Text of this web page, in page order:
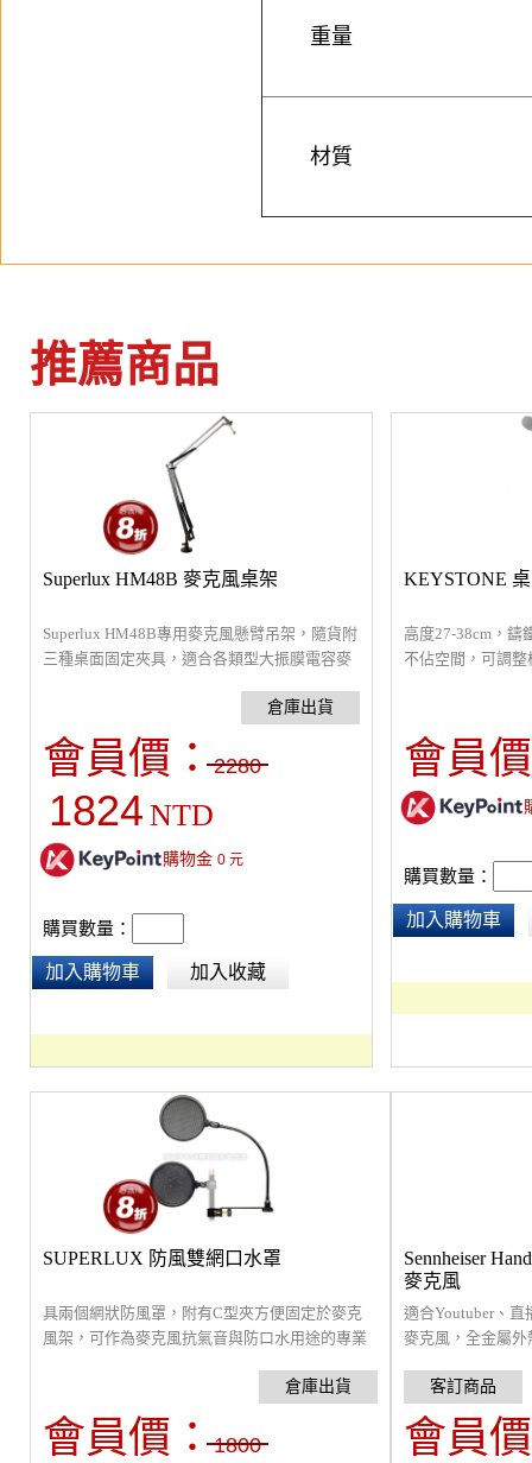
重量
材質
推薦商品
Superlux HM48B 麥克風桌架
Superlux HM48B專用麥克風懸臂吊架，隨貨附
三種桌面固定夾具，適合各類型大振膜電容麥
會員價：2280
1824 NTD
購物金 0元
購買數量：
加入購物車 加入收藏
KEYSTONE
高度27-38cm，鑄
不佔空間，可調
會員
購買數量：
加入購物車
SUPERLUX 防風雙網口水罩
具兩個網狀防風罩，附有C型夾方便固定於麥克
風架，可作為麥克風抗氣音與防口水用途的專業
會員價：1800
Sennheiser
麥克風
適合Youtuber、
麥克風，全金屬外
會員